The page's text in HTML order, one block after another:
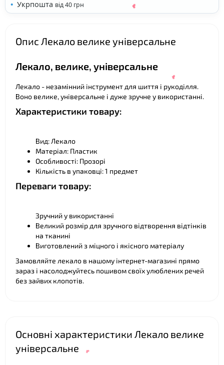
Укрпошта від 40 грн
Опис Лекало велике універсальне
Лекало, велике, універсальне
Лекало - незамінний інструмент для шиття і рукоділля.
Воно велике, універсальне і дуже зручне у використанні.
Характеристики товару:
Вид: Лекало
Матеріал: Пластик
Особливості: Прозорі
Кількість в упаковці: 1 предмет
Переваги товару:
Зручний у використанні
Великий розмір для зручного відтворення відтінків
на тканині
Виготовлений з міцного і якісного матеріалу
Замовляйте лекало в нашому інтернет-магазині прямо
зараз і насолоджуйтесь пошивом своїх улюблених речей
без зайвих клопотів.
Основні характеристики Лекало велике
універсальне